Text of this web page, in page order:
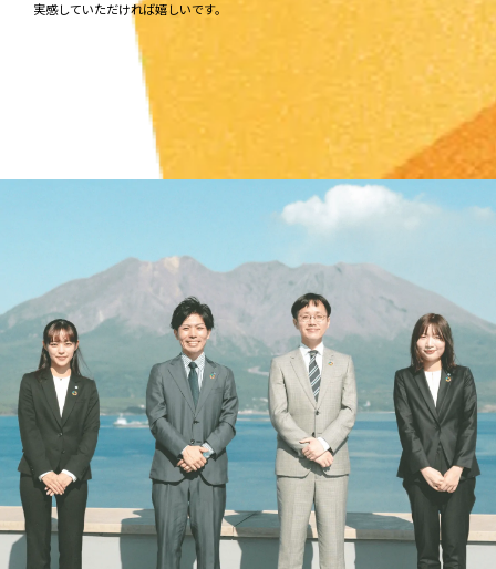
実感していただければ嬉しいです。